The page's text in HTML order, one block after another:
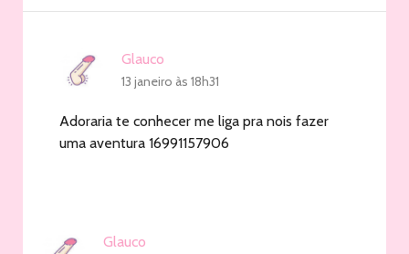
Glauco
13 janeiro às 18h31
Adoraria te conhecer me liga pra nois fazer
uma aventura 16991157906
Glauco